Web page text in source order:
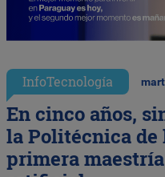
InfoTecnología
En cinco años,
la Politécnica de
primera